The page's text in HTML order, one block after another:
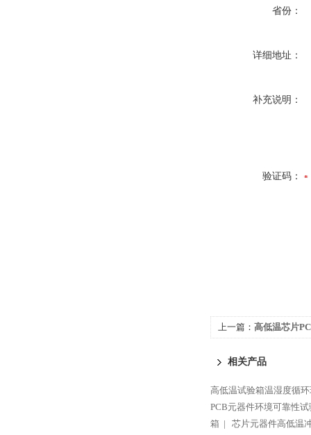
省份：
详细地址：
补充说明：
验证码：
上一篇： 高低温芯片
相关产品
高低温试验箱温湿度循
PCB元器件环境可靠性
箱 |
芯片元器件高低温